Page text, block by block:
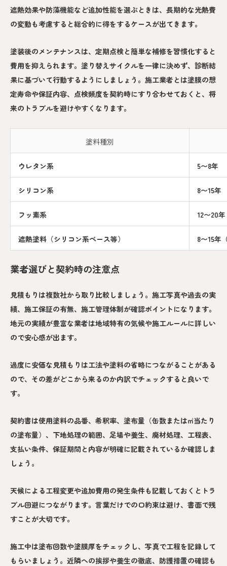
遮熱効果や防藻機能など追加性能を選ぶときは、長期的な光熱費
の変動も考慮すると総合的に得をするケースが出てきます。
塗装後のメンテナンスは、定期点検と簡単な補修を習慣化すると
費用を抑えられます。塗り替えサイクルを一律に決めず、診断結
果に基づいて行動するようにしましょう。施工業者とは塗膜の想
定寿命や保証内容、点検頻度を契約時にすり合わせておくと、将
来のトラブルを避けやすくなります。
塗料種別
ウレタン系 5〜8年
シリコン系 8〜15年
フッ素系 12〜20年
遮熱塗料（シリコン系ベース等） 8〜15年
業者選びと契約時の注意点
見積もりは複数社から取り比較しましょう。施工写真や過去の実
績、施工保証の有無、施工管理体制が確認ポイントになります。
地元の実績が豊富な業者は地域特有の気候や施工ルールに詳しい
ので安心感が出ます。
過度に安価な見積もりは工法や塗料の省略につながることがある
ので、その差がどこから来るのか内訳でチェックすると良いで
す。
契約書は使用塗料の品番、希釈率、塗布量（缶数または㎡当たり
の塗布量）、下地処理の範囲、足場や養生、廃材処理、工程表、
支払い条件、保証期間と内容が明確に記載されているか確認しま
しょう。
天候による工程変更や追加費用の発生条件も記載しておくとトラ
ブル回避につながります。言葉だけでの口約束は避け、書面で残
すことが大切です。
施工中は塗布回数や塗膜厚をチェックし、写真で工程を記録して
もらいましょう。近隣への挨拶や養生の徹底、防護措置の確認も